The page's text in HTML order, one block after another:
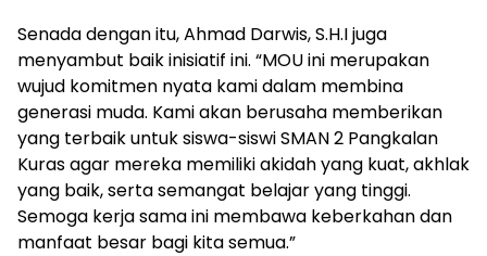
​Senada dengan itu, Ahmad Darwis, S.H.I juga
menyambut baik inisiatif ini. “MOU ini merupakan
wujud komitmen nyata kami dalam membina
generasi muda. Kami akan berusaha memberikan
yang terbaik untuk siswa-siswi SMAN 2 Pangkalan
Kuras agar mereka memiliki akidah yang kuat, akhlak
yang baik, serta semangat belajar yang tinggi.
Semoga kerja sama ini membawa keberkahan dan
manfaat besar bagi kita semua.”